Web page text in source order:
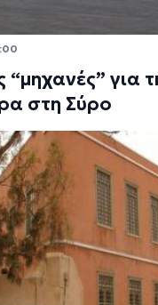
“μηχανές” για
στη Σύρο